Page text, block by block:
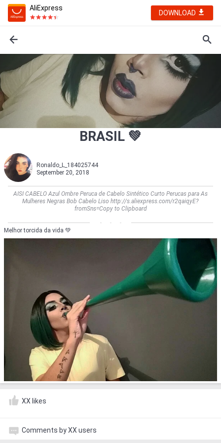
AliExpress
DOWNLOAD
BRASIL 💚
Ronaldo_L_184025744
September 20, 2018
AISI CABELO Azul Ombre Peruca de Cabelo Sintético Curto Perucas para As
Mulheres Negras Bob Cabelo Liso http://s.aliexpress.com/r2qaiqyE?
fromSns=Copy to Clipboard
Melhor torcida da vida 💚
XX likes
Comments by XX users